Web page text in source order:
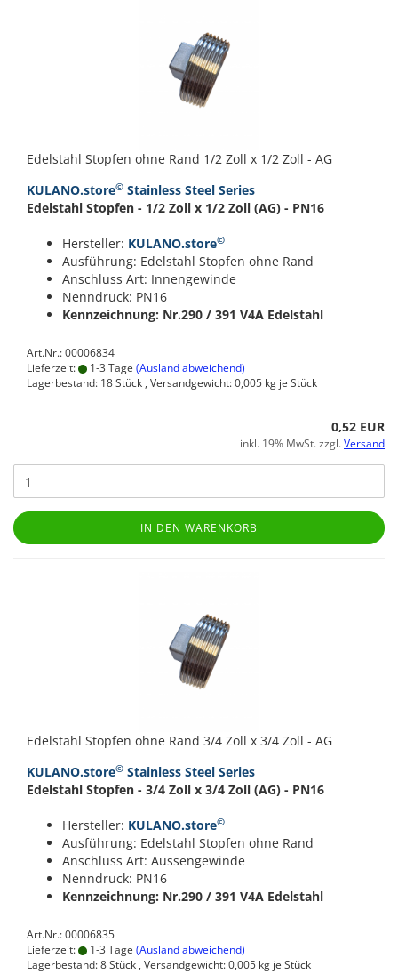
Edelstahl Stopfen ohne Rand 1/2 Zoll x 1/2 Zoll - AG
KULANO.store© Stainless Steel Series
Edelstahl Stopfen - 1/2 Zoll x 1/2 Zoll (AG) - PN16
Hersteller: KULANO.store©
Ausführung: Edelstahl Stopfen ohne Rand
Anschluss Art: Innengewinde
Nenndruck: PN16
Kennzeichnung: Nr.290 / 391 V4A Edelstahl
Art.Nr.: 00006834
Lieferzeit:
1-3 Tage (Ausland abweichend)
Lagerbestand: 18 Stück , Versandgewicht:0,005 kg je Stück
0,52 EUR
inkl. 19% MwSt. zzgl.Versand
IN DEN WARENKORB
Edelstahl Stopfen ohne Rand 3/4 Zoll x 3/4 Zoll - AG
KULANO.store© Stainless Steel Series
Edelstahl Stopfen - 3/4 Zoll x 3/4 Zoll (AG) - PN16
Hersteller: KULANO.store©
Ausführung: Edelstahl Stopfen ohne Rand
Anschluss Art: Aussengewinde
Nenndruck: PN16
Kennzeichnung: Nr.290 / 391 V4A Edelstahl
Art.Nr.: 00006835
Lieferzeit:
1-3 Tage (Ausland abweichend)
Lagerbestand: 8 Stück , Versandgewicht:0,005 kg je Stück